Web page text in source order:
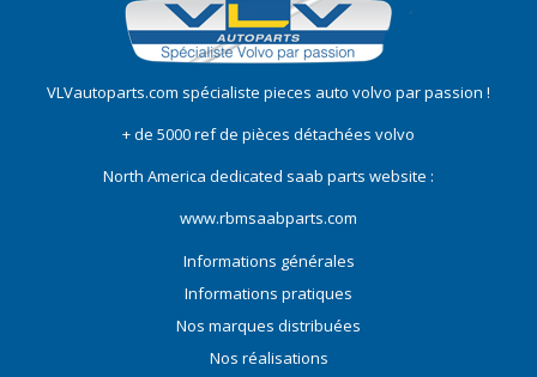
VLVautoparts.com spécialiste pieces auto volvo par passion !
+ de 5000 ref de pièces détachées volvo
North America dedicated saab parts website :
www.rbmsaabparts.com
Informations générales
Informations pratiques
Nos marques distribuées
Nos réalisations